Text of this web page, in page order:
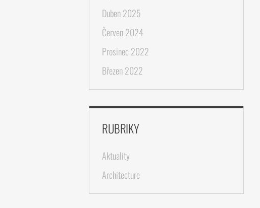
Duben 2025
Červen 2024
Prosinec 2022
Březen 2022
RUBRIKY
Aktuality
Architecture